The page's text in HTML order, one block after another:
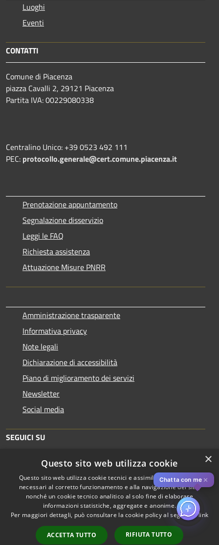
Luoghi
Eventi
CONTATTI
Comune di Piacenza
piazza Cavalli 2, 29121 Piacenza
Partita IVA: 00229080338
Centralino Unico: +39 0523 492 111
PEC: protocollo.generale@cert.comune.piacenza.it
Prenotazione appuntamento
Segnalazione disservizio
Leggi le FAQ
Richiesta assistenza
Attuazione Misure PNRR
Amministrazione trasparente
Informativa privacy
Note legali
Dichiarazione di accessibilità
Piano di miglioramento dei servizi
Newsletter
Social media
SEGUICI SU
RSS
Accessibilità
Copyright © 2026 • Comune di
Piacenza • Powered by
Municipium•
Accesso
Chatta con me ✕
×
Questo sito web utilizza cookie
Questo sito web utilizza cookie tecnici e assimilati strettamente
necessari al corretto funzionamento e alla navigazione del sito,
nonché un cookie tecnico analitico al solo fine di elaborare
informazioni statistiche, aggregate e anonime.
Per maggiori dettagli, può consultare la cookie policy al seguentelink
ACCETTA TUTTO RIFIUTA TUTTO